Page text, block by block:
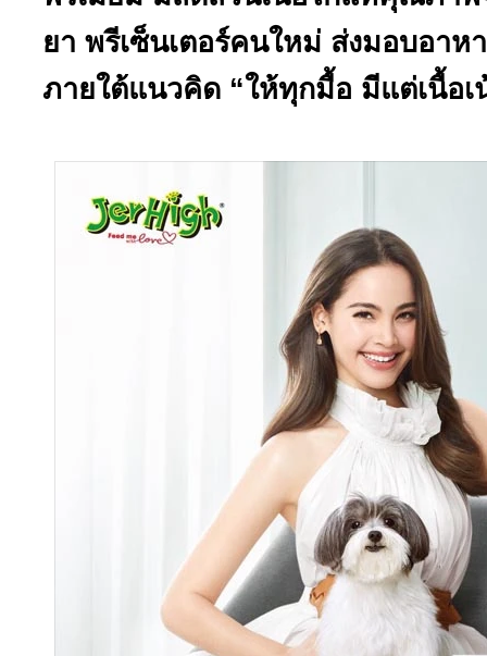
ยา พรีเซ็นเตอร์คนใหม่ ส่งมอบอา
ภายใต้แนวคิด “ให้ทุกมื้อ มีแต่เนื้อเ